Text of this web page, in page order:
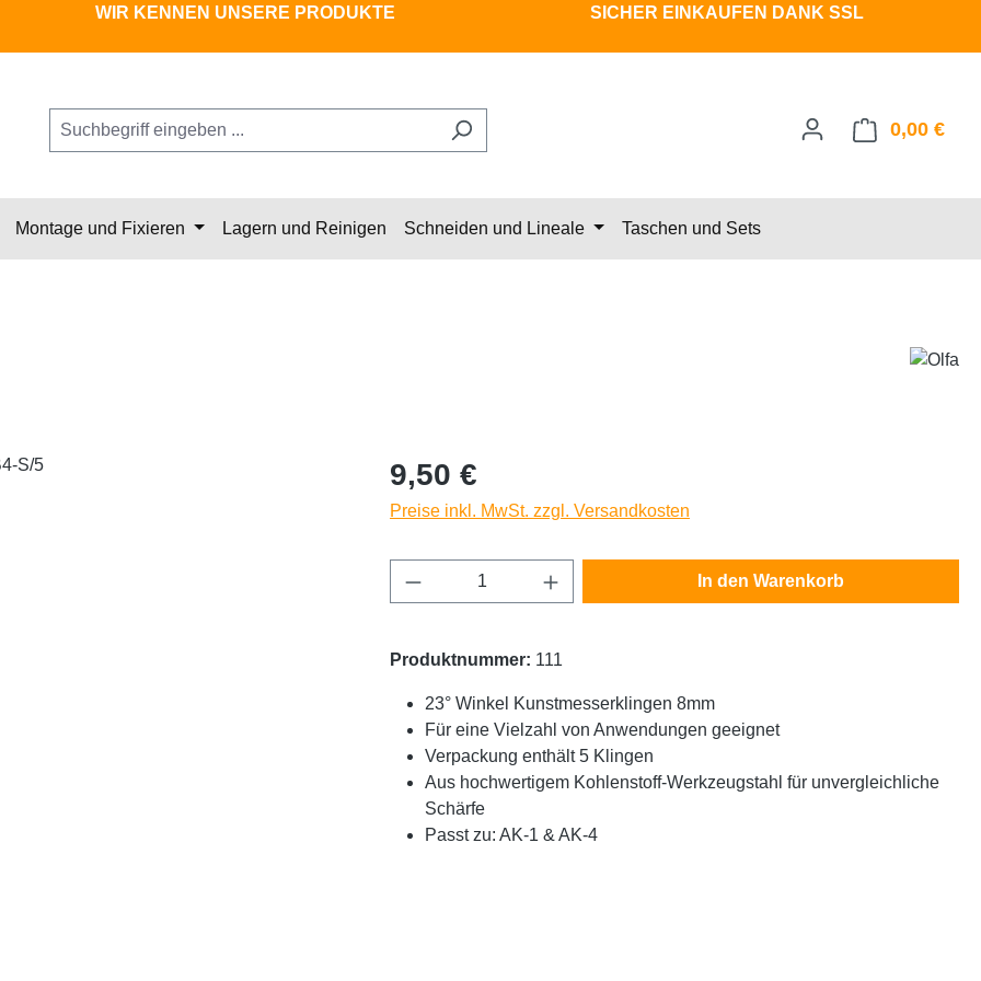
WIR KENNEN UNSERE PRODUKTE SICHER EINKAUFEN DANK SSL
0,00 €
Montage und Fixieren Lagern und Reinigen Schneiden und Lineale Taschen und Sets
Regulärer Preis:
9,50 €
Preise inkl. MwSt. zzgl. Versandkosten
Produkt Anzahl: Gib den gewünschten Wert ein
In den Warenkorb
Produktnummer: 111
23° Winkel Kunstmesserklingen 8mm
Für eine Vielzahl von Anwendungen geeignet
Verpackung enthält 5 Klingen
Aus hochwertigem Kohlenstoff-Werkzeugstahl für unvergleichliche
Schärfe
Passt zu: AK-1 & AK-4